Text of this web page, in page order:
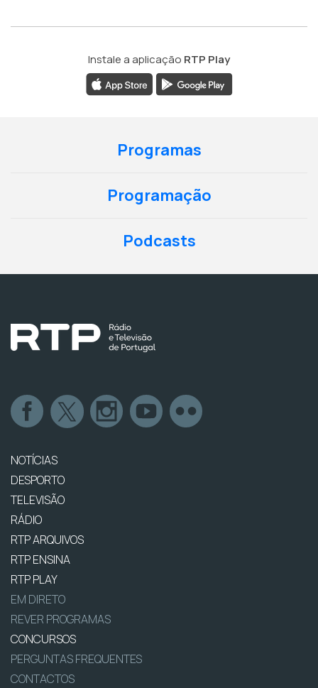
Instale a aplicação RTP Play
Programas
Programação
Podcasts
NOTÍCIAS
DESPORTO
TELEVISÃO
RÁDIO
RTP ARQUIVOS
RTP ENSINA
RTP PLAY
EM DIRETO
REVER PROGRAMAS
CONCURSOS
PERGUNTAS FREQUENTES
CONTACTOS